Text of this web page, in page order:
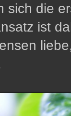
sich die
ist